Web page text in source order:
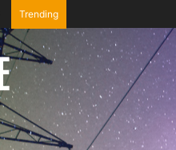
Trending